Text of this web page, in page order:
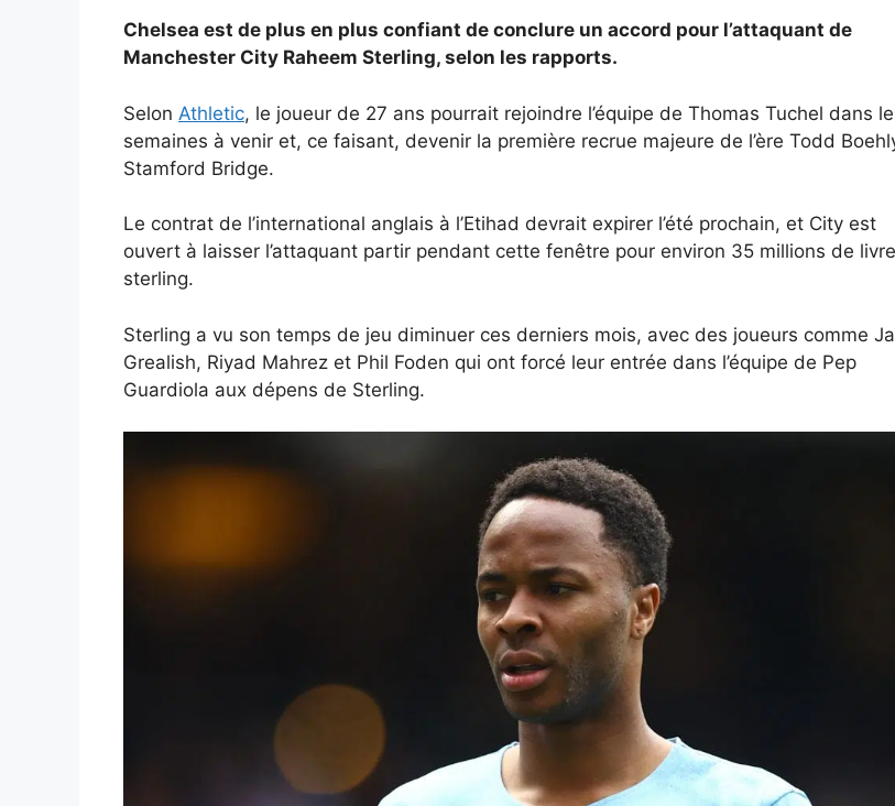
Chelsea est de plus en plus confiant de conclure un accord pour l’attaquant de
Manchester City Raheem Sterling, selon les rapports.
Selon Athletic, le joueur de 27 ans pourrait rejoindre l’équipe de Thomas Tuchel dans
semaines à venir et, ce faisant, devenir la première recrue majeure de l’ère Todd
Stamford Bridge.
Le contrat de l’international anglais à l’Etihad devrait expirer l’été prochain, et City est
ouvert à laisser l’attaquant partir pendant cette fenêtre pour environ 35 millions de
sterling.
Sterling a vu son temps de jeu diminuer ces derniers mois, avec des joueurs comme
Grealish, Riyad Mahrez et Phil Foden qui ont forcé leur entrée dans l’équipe de Pep
Guardiola aux dépens de Sterling.